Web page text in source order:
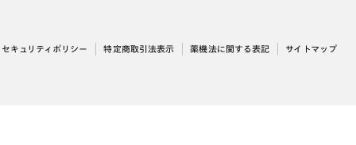
セキュリティポリシー 特定商取引法表示 薬機法に関する表記 サイトマップ